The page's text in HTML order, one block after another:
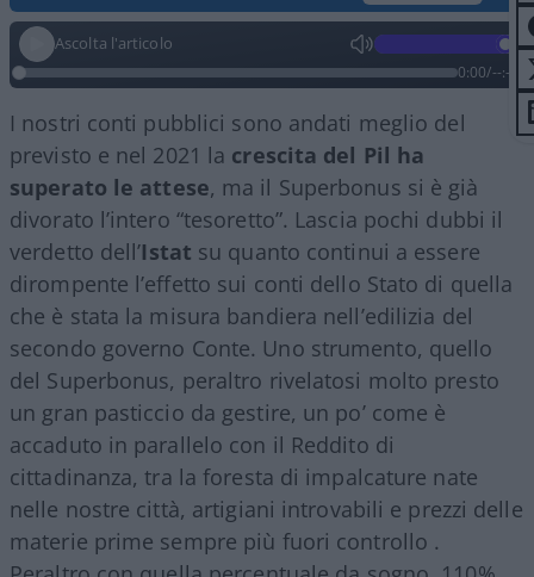
Ascolta l'articolo
0:00/--:--
I nostri conti pubblici sono andati meglio del
previsto e nel 2021 la crescita del Pil ha
superato le attese, ma il Superbonus si è già
divorato l’intero “tesoretto”. Lascia pochi dubbi il
verdetto dell’Istat su quanto continui a essere
dirompente l’effetto sui conti dello Stato di quella
che è stata la misura bandiera nell’edilizia del
secondo governo Conte. Uno strumento, quello
del Superbonus, peraltro rivelatosi molto presto
un gran pasticcio da gestire, un po’ come è
accaduto in parallelo con il Reddito di
cittadinanza, tra la foresta di impalcature nate
nelle nostre città, artigiani introvabili e prezzi delle
materie prime sempre più fuori controllo .